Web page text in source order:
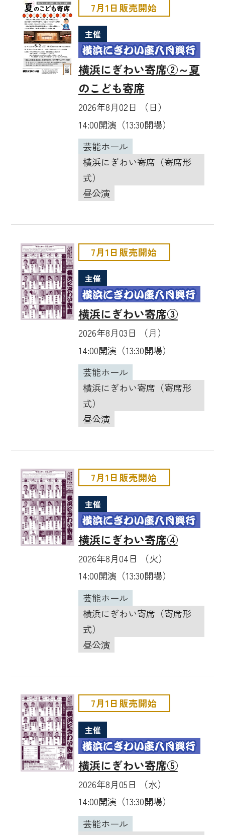
7月1日販売開始
主催
横浜にぎわい寄席②～夏
のこども寄席
2026年8月02日 （日）
14:00開演（13:30開場）
芸能ホール
横浜にぎわい寄席（寄席形
式）
昼公演
7月1日販売開始
主催
横浜にぎわい寄席③
2026年8月03日 （月）
14:00開演（13:30開場）
芸能ホール
横浜にぎわい寄席（寄席形
式）
昼公演
7月1日販売開始
主催
横浜にぎわい寄席④
2026年8月04日 （火）
14:00開演（13:30開場）
芸能ホール
横浜にぎわい寄席（寄席形
式）
昼公演
7月1日販売開始
主催
横浜にぎわい寄席⑤
2026年8月05日 （水）
14:00開演（13:30開場）
芸能ホール